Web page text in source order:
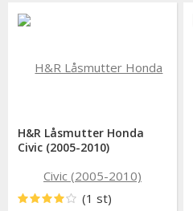
H&R Låsmutter Honda
Civic (2005-2010)
(1 st)